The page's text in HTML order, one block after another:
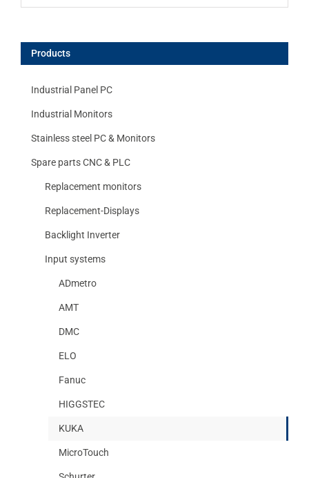
Products
Industrial Panel PC
Industrial Monitors
Stainless steel PC & Monitors
Spare parts CNC & PLC
Replacement monitors
Replacement-Displays
Backlight Inverter
Input systems
ADmetro
AMT
DMC
ELO
Fanuc
HIGGSTEC
KUKA
MicroTouch